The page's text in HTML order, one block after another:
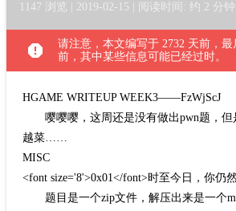
1147 浏览 | 2019-02-15 | 阅读时间: 约 2 分
report
请注意，本文编写于 2732 天前，最
前，其中某些信息可能已经过时。
HGAME WRITEUP WEEK3——FzWjScJ
嘤嘤嘤，这周还是没有做出pwn题，
越菜……
MISC
<font size='8'>0x01</font>时至今日，你仍
题目是一个zip文件，解压出来是一个